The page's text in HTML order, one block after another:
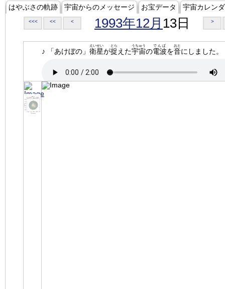
はやぶさの軌跡 宇宙からのメッセージ お宝データ 宇宙カレン
<<< << < 1993年12月 13日 >
♪ 「あけぼの」 衛星
えいせい
が捉
とら
えた宇宙
うちゅう
の電波
でんぱ
を音
おと
にしました。